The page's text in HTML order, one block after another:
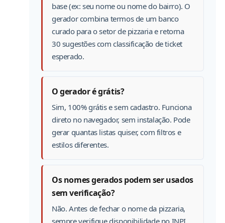
base (ex: seu nome ou nome do bairro). O
gerador combina termos de um banco
curado para o setor de pizzaria e retorna
30 sugestões com classificação de ticket
esperado.
O gerador é grátis?
Sim, 100% grátis e sem cadastro. Funciona
direto no navegador, sem instalação. Pode
gerar quantas listas quiser, com filtros e
estilos diferentes.
Os nomes gerados podem ser usados
sem verificação?
Não. Antes de fechar o nome da pizzaria,
sempre verifique disponibilidade no INPI